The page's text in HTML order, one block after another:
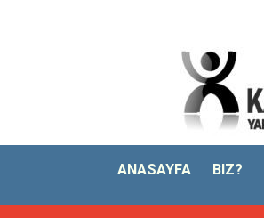
ANASAYFA BIZ?